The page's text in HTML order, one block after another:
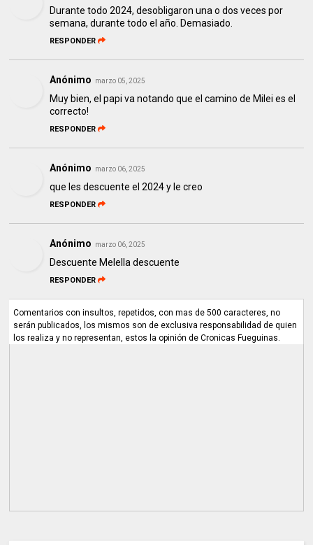
Durante todo 2024, desobligaron una o dos veces por
semana, durante todo el año. Demasiado.
RESPONDER
Anónimo marzo 05, 2025
Muy bien, el papi va notando que el camino de Milei es el
correcto!
RESPONDER
Anónimo marzo 06, 2025
que les descuente el 2024 y le creo
RESPONDER
Anónimo marzo 06, 2025
Descuente Melella descuente
RESPONDER
Comentarios con insultos, repetidos, con mas de 500 caracteres, no
serán publicados, los mismos son de exclusiva responsabilidad de quien
los realiza y no representan, estos la opinión de Cronicas Fueguinas.